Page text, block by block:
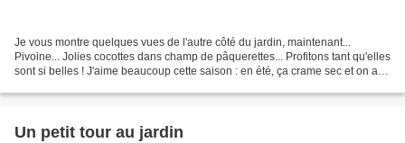
Je vous montre quelques vues de l'autre côté du jardin, maintenant...
Pivoine... Jolies cocottes dans champ de pâquerettes... Profitons tant qu'elles
sont si belles ! J'aime beaucoup cette saison : en été, ça crame sec et on a
Un petit tour au jardin